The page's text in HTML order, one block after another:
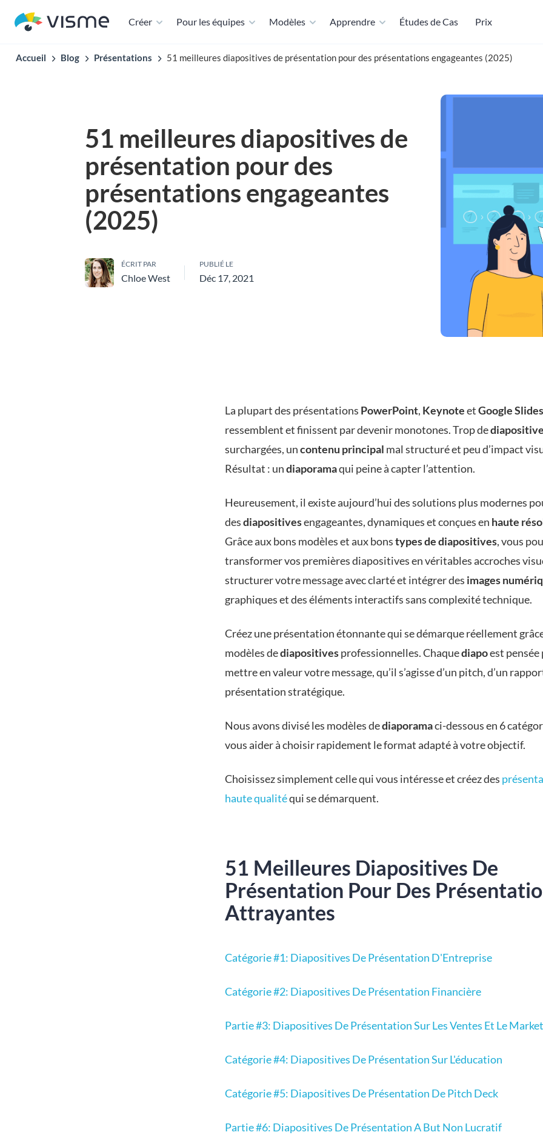
Créer Pour les équipes Modèles Apprendre Études de Cas Prix
Accueil Blog Présentations 51 meilleures diapositives de présentation pour des présentations engageantes (2025)
51 meilleures diapositives de
présentation pour des
présentations engageantes
(2025)
ÉCRIT PAR
Chloe West
PUBLIÉ LE
Déc 17, 2021
La plupart des présentations PowerPoint, KeynoteetGoogle Slides
ressemblent et finissent par devenir monotones. Trop de
surchargées, uncontenu principal mal structuré et peu d’impact
Résultat : undiaporamaqui peine à capter l’attention.
Heureusement, il existe aujourd’hui des solutions plus modernes
desdiapositivesengageantes, dynamiques et conçues en haute
Grâce aux bons modèles et aux bonstypes dediapositives, vous
transformer vos premièresdiapositivesen véritables accroches
structurer votre message avec clarté et intégrer des images
graphiques et des éléments interactifs sans complexité technique.
Créez une présentation étonnante qui se démarque réellement
modèles dediapositivesprofessionnelles. Chaquediapoest pensée
mettre en valeur votre message, qu’il s’agisse d’un pitch, d’un
présentation stratégique.
Nous avons divisé les modèles dediaporamaci-dessous en 6
vous aider à choisir rapidement le format adapté à votre objectif.
Choisissez simplement celle qui vous intéresse et créez des
haute qualitéqui se démarquent.
51 Meilleures Diapositives De
Présentation Pour Des
Attrayantes
Catégorie #1: Diapositives De Présentation D'Entreprise
Catégorie #2: Diapositives De Présentation Financière
Partie #3: Diapositives De Présentation Sur Les Ventes Et Le
Catégorie #4: Diapositives De Présentation Sur L'éducation
Catégorie #5: Diapositives De Présentation De Pitch Deck
Partie #6: Diapositives De Présentation A But Non Lucratif